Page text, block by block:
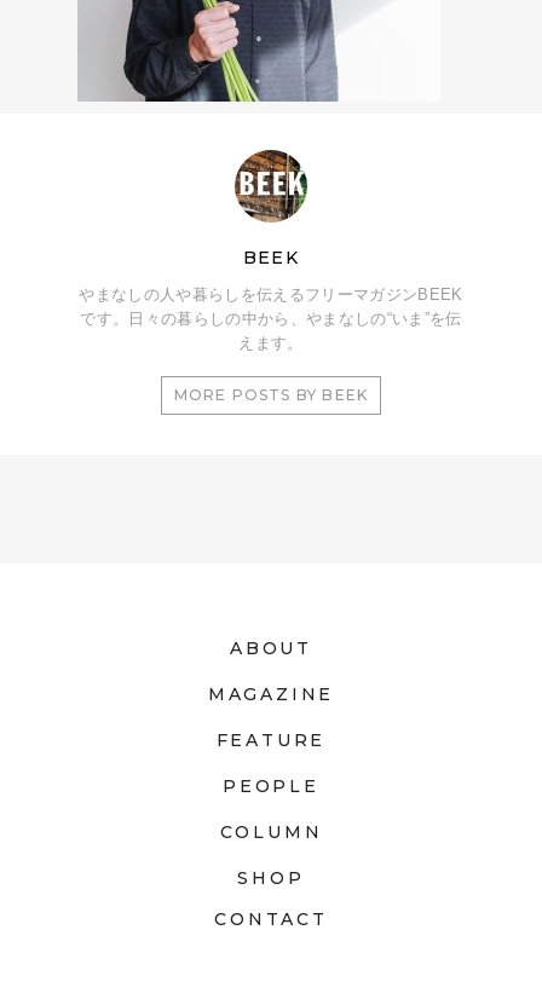
BEEK
やまなしの人や暮らしを伝えるフリーマガジンBEEK
です。日々の暮らしの中から、やまなしの“いま”を伝
えます。
MORE POSTS BY BEEK
ABOUT
MAGAZINE
FEATURE
PEOPLE
COLUMN
SHOP
CONTACT